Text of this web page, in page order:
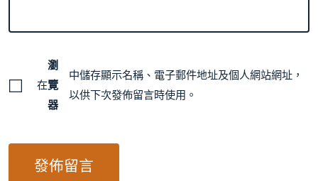
在
瀏
覽
器
中儲存顯示名稱、電子郵件地址及個人網站網址，
以供下次發佈留言時使用。